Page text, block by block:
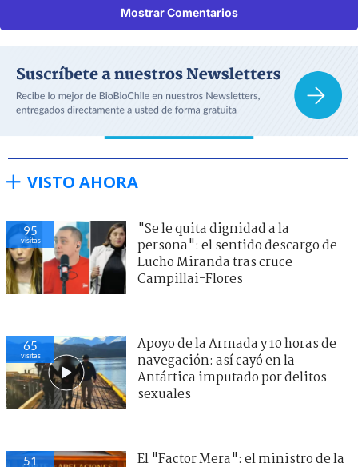
Mostrar Comentarios
VISTO AHORA
95
visitas
"Se le quita dignidad a la
persona": el sentido descargo de
Lucho Miranda tras cruce
Campillai-Flores
65
visitas
Apoyo de la Armada y 10 horas de
navegación: así cayó en la
Antártica imputado por delitos
sexuales
51
El "Factor Mera": el ministro de la